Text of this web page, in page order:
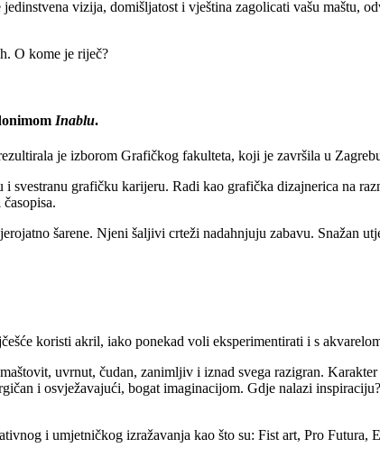
vizija, domišljatost i vještina zagolicati vašu maštu,
O kome je riječ?
Inablu.
je izborom Grafičkog fakulteta, koji je završila u
svestranu grafičku karijeru. Radi kao grafička dizajnerica na
šarene. Njeni šaljivi crteži nadahnjuju zabavu. Snažan
koristi akril, iako ponekad voli eksperimentirati i s
uvrnut, čudan, zanimljiv i iznad svega razigran.
i osvježavajući, bogat imaginacijom. Gdje nalazi
i umjetničkog izražavanja kao što su: Fist art, Pro Futura,